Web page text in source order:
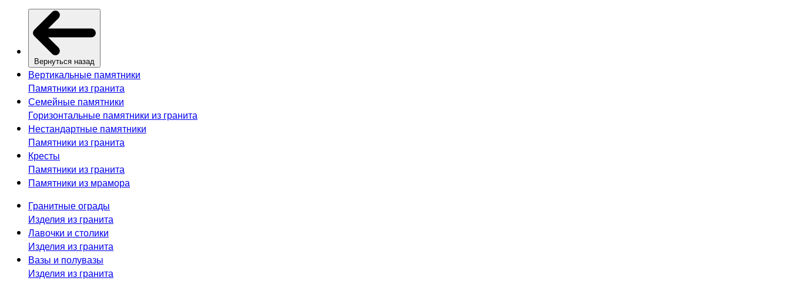
Вернуться назад
Вертикальные памятники
Памятники из гранита
Семейные памятники
Горизонтальные памятники из гранита
Нестандартные памятники
Памятники из гранита
Кресты
Памятники из гранита
Памятники из мрамора
Гранитные ограды
Изделия из гранита
Лавочки и столики
Изделия из гранита
Вазы и полувазы
Изделия из гранита